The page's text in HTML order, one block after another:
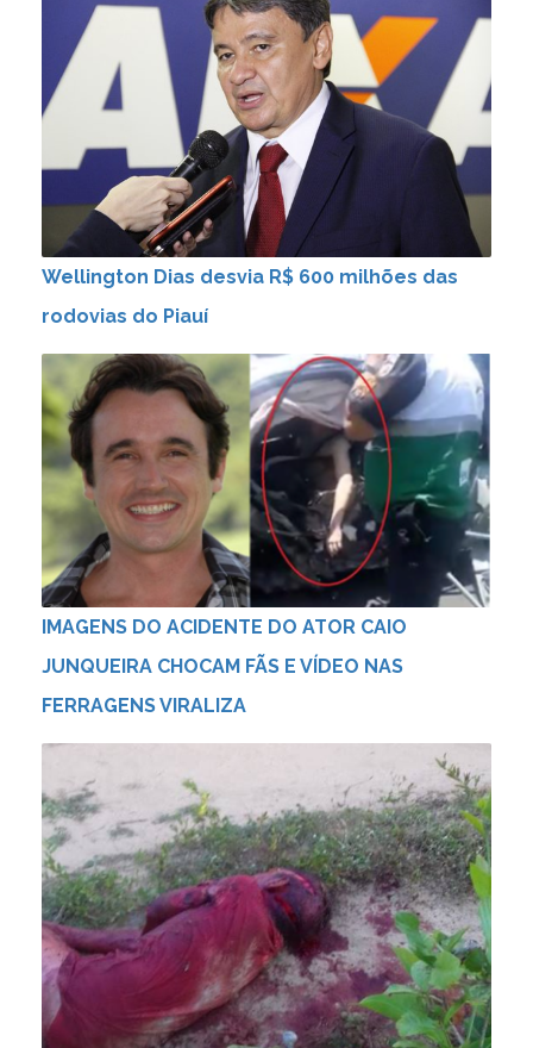
Wellington Dias desvia R$ 600 milhões das
rodovias do Piauí
IMAGENS DO ACIDENTE DO ATOR CAIO
JUNQUEIRA CHOCAM FÃS E VÍDEO NAS
FERRAGENS VIRALIZA